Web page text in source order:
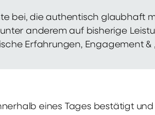
bei, die authentisch glaubhaft
anderem auf bisherige
Erfahrungen, Engagement &
eines Tages bestätigt